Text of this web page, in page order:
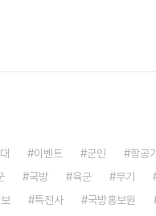
이벤트 군인
항공기
국방 육군 무기
특전사 국방홍보원